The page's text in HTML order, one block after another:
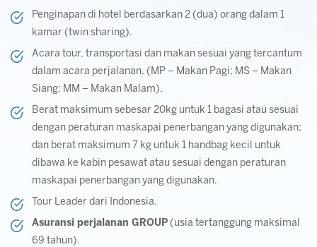
Penginapan di hotel berdasarkan 2 (dua) orang dalam 1
kamar (twin sharing).
Acara tour, transportasi dan makan sesuai yang tercantum
dalam acara perjalanan. (MP – Makan Pagi; MS – Makan
Siang; MM – Makan Malam).
Berat maksimum sebesar 20kg untuk 1 bagasi atau sesuai
dengan peraturan maskapai penerbangan yang digunakan;
dan berat maksimum 7 kg untuk 1 handbag kecil untuk
dibawa ke kabin pesawat atau sesuai dengan peraturan
maskapai penerbangan yang digunakan.
Tour Leader dari Indonesia.
Asuransi perjalanan GROUP (usia tertanggung maksimal
69 tahun).